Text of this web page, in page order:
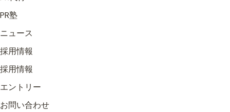
PR塾
ニュース
採用情報
採用情報
エントリー
お問い合わせ